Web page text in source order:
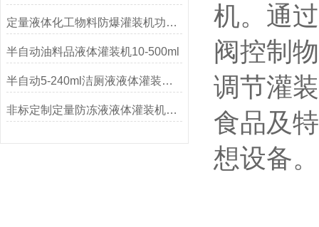
定量液体化工物料防爆灌装机功能介绍
半自动油料品液体灌装机10-500ml
半自动5-240ml洁厕液液体灌装机功能参数
非标定制定量防冻液液体灌装机厂家
机。通
阀控制
调节灌
食品及
想设备。